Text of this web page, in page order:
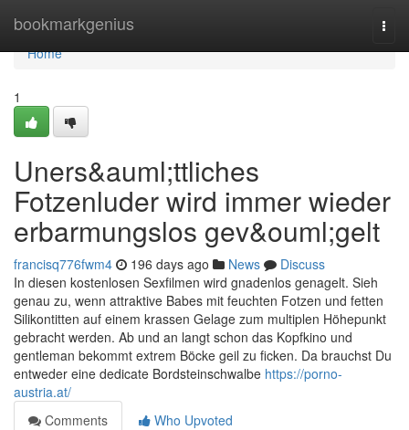
bookmarkgenius
Home
Home
1
Uners&auml;ttliches
Fotzenluder wird immer wieder
erbarmungslos gev&ouml;gelt
francisq776fwm4 196 days ago News
Discuss
In diesen kostenlosen Sexfilmen wird gnadenlos genagelt. Sieh
genau zu, wenn attraktive Babes mit feuchten Fotzen und fetten
Silikontitten auf einem krassen Gelage zum multiplen Höhepunkt
gebracht werden. Ab und an langt schon das Kopfkino und
gentleman bekommt extrem Böcke geil zu ficken. Da brauchst Du
entweder eine dedicate Bordsteinschwalbe https://porno-
austria.at/
Comments
Who Upvoted